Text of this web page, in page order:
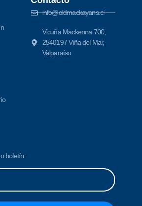
info@oldmackayans.cl
Vicuña Mackenna 700,
2540197 Viña del Mar,
Valparaíso
boletín: